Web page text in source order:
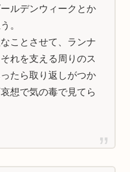
ルデンウィークとか
。
ことさせて、ランナ
れを支える周りのス
たら取り返しがつか
想で気の毒で見てら